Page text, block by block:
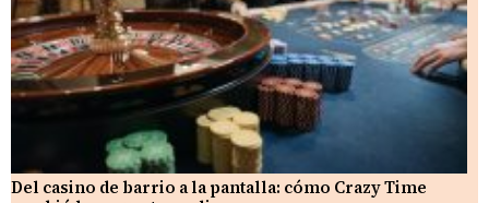
Del casino de barrio a la pantalla: cómo Crazy Time